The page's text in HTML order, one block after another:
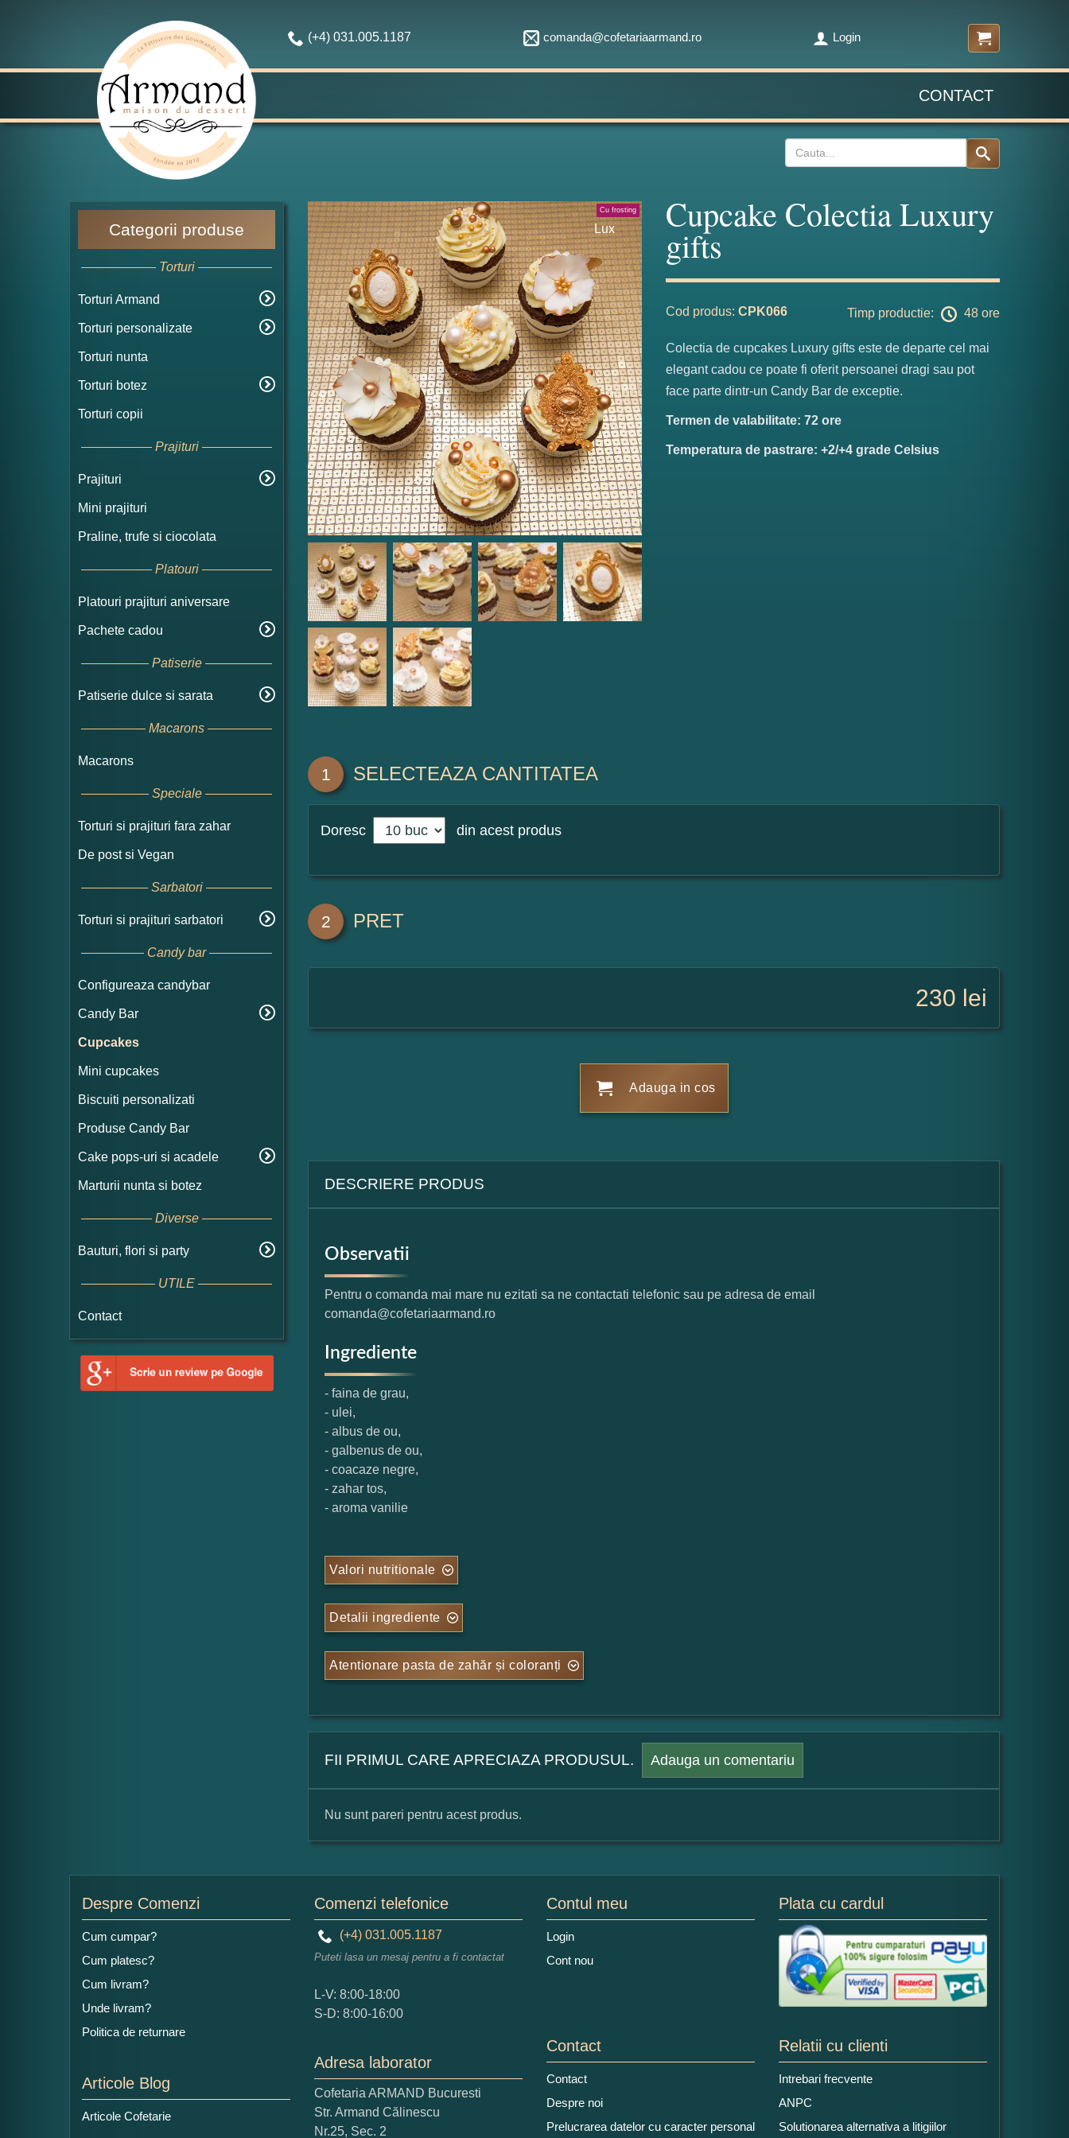
(+4) 031.005.1187 comanda@cofetariaarmand.ro Login
CONTACT
Categorii produse
Torturi
Torturi Armand
Torturi personalizate
Torturi nunta
Torturi botez
Torturi copii
Prajituri
Prajituri
Mini prajituri
Praline, trufe si ciocolata
Platouri
Platouri prajituri aniversare
Pachete cadou
Patiserie
Patiserie dulce si sarata
Macarons
Macarons
Speciale
Torturi si prajituri fara zahar
De post si Vegan
Sarbatori
Torturi si prajituri sarbatori
Candy bar
Configureaza candybar
Candy Bar
Cupcakes
Mini cupcakes
Biscuiti personalizati
Produse Candy Bar
Cake pops-uri si acadele
Marturii nunta si botez
Diverse
Bauturi, flori si party
UTILE
Contact
Cu frosting
Lux Cupcake Colectia Luxury
gifts
Cod produs: CPK066 Timp productie: 48 ore
Colectia de cupcakes Luxury gifts este de departe cel mai
elegant cadou ce poate fi oferit persoanei dragi sau pot
face parte dintr-un Candy Bar de exceptie.
Termen de valabilitate: 72 ore
Temperatura de pastrare: +2/+4 grade Celsius
1 SELECTEAZA CANTITATEA
Doresc din acest produs
2 PRET
230 lei
Adauga in cos
DESCRIERE PRODUS
Observatii
Pentru o comanda mai mare nu ezitati sa ne contactati telefonic sau pe adresa de email
comanda@cofetariaarmand.ro
Ingrediente
- faina de grau,
- ulei,
- albus de ou,
- galbenus de ou,
- coacaze negre,
- zahar tos,
- aroma vanilie
Valori nutritionale
Detalii ingrediente
Atentionare pasta de zahăr și coloranți
FII PRIMUL CARE APRECIAZA PRODUSUL. Adauga un comentariu
Numele dumneavoastra:
Adaugati o parere despre acest produs:
Ce nota acordati acestui produs?
1 2 3
Nu sunt pareri pentru acest produs.
Despre Comenzi
Cum cumpar?
Cum platesc?
Cum livram?
Unde livram?
Politica de returnare
Articole Blog
Articole Cofetarie
Comenzi telefonice
(+4) 031.005.1187
Puteti lasa un mesaj pentru a fi contactat
L-V: 8:00-18:00
S-D: 8:00-16:00
Adresa laborator
Cofetaria ARMAND Bucuresti
Str. Armand Călinescu
Nr.25, Sec. 2
Contul meu
Login
Cont nou
Plata cu cardul
Contact
Contact
Despre noi
Prelucrarea datelor cu caracter personal
Relatii cu clienti
Intrebari frecvente
ANPC
Solutionarea alternativa a litigiilor